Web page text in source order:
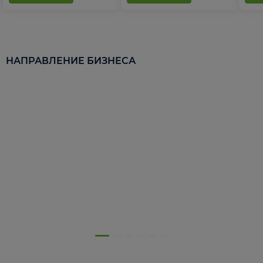
НАПРАВЛЕНИЕ БИЗНЕСА